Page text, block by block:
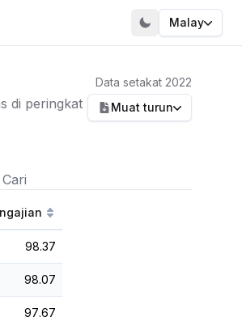
Malay
Data setakat 2022
di peringkat
Muat turun
98.37
98.07
97.67